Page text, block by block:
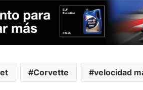
Corvette velocidad